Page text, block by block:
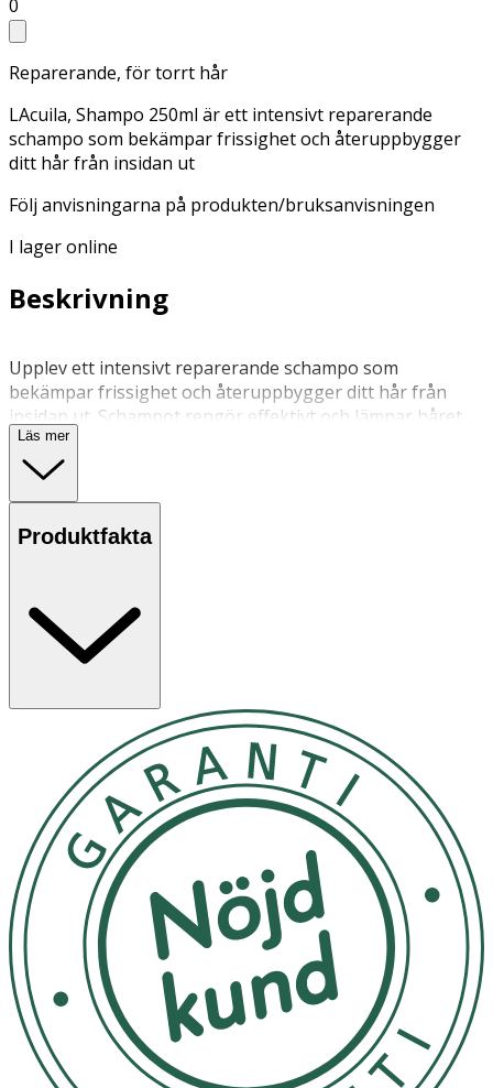
0
Reparerande, för torrt hår
LAcuila, Shampo 250ml är ett intensivt reparerande
schampo som bekämpar frissighet och återuppbygger
ditt hår från insidan ut
Följ anvisningarna på produkten/bruksanvisningen
I lager online
Beskrivning
Upplev ett intensivt reparerande schampo som
bekämpar frissighet och återuppbygger ditt hår från
insidan ut. Schampot rengör effektivt och lämnar håret
superrent, silkeslent och fyllt med strålande lyster.
Formulerat med en kraftfull blandning av stärkande
det kluvna toppar och ger håret nytt liv utan att påverka
din känsliga hårbotten. Perfekt för skadat, torrt eller
mot externa påfrestningar. Förvandla ditt hår till ett
glänsande och friskare hår, fullt av liv och glans.
Parfymerad. - Hydroliserat protein penetrerar hårets
återfuktar på djupet och motverkar kluvna hårtoppar -
Glycerin bidrar till långvarig återfuktning av håret
Applicera i blött hår och massera in i hela håret ut mot
topparna innan du sköljer igenom håret. Passar alla
hårtyper, inklusive keratinbehandlat och färgat hår.
Förvaras i rumstemperatur.
OK för gravida och ammande:
Ja
Ingredienser:
Aqua, Sodium Cocoyl Methyl Isethionate, Glycerin,
Cocamidopropyl Betaine, Cocamidopropyl
Hydroxysultaine, PEG-200 Hydrogenated Glyceryl
Läs mer
Produktfakta